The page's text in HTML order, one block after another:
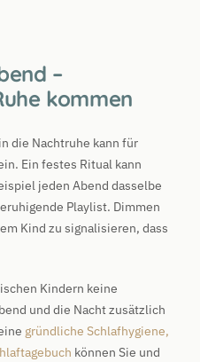
–
kommen
die Nachtruhe kann für
Ein festes Ritual kann
jeden Abend dasselbe
Playlist. Dimmen
Kind zu signalisieren, dass
Kindern keine
und die Nacht zusätzlich
gründliche Schlafhygiene,
können Sie und